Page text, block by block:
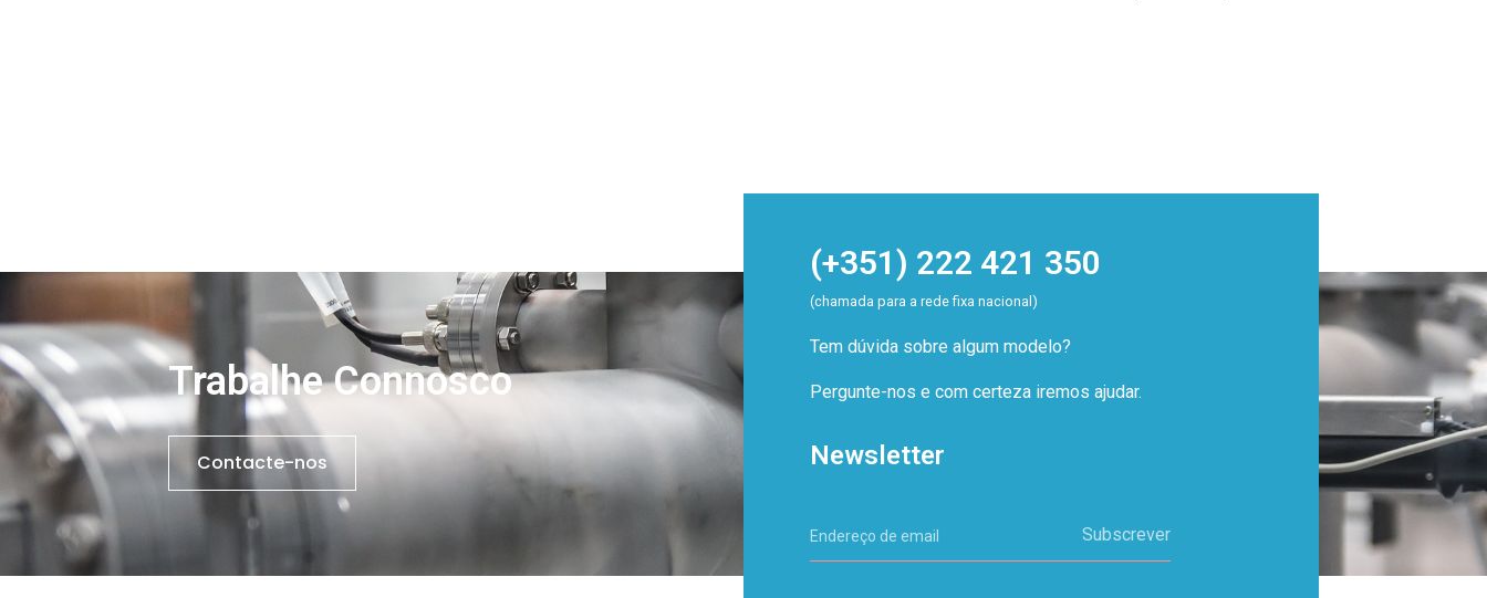
Trabalhe Connosco
Contacte-nos
(+351) 222 421 350
(chamada para a rede fixa nacional)
Tem dúvida sobre algum modelo?
Pergunte-nos e com certeza iremos ajudar.
Newsletter
Subscrever